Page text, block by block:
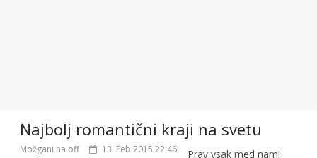
Najbolj romantični kraji na svetu
Možgani na off 13. Feb 2015 22:46
Prav vsak med nami